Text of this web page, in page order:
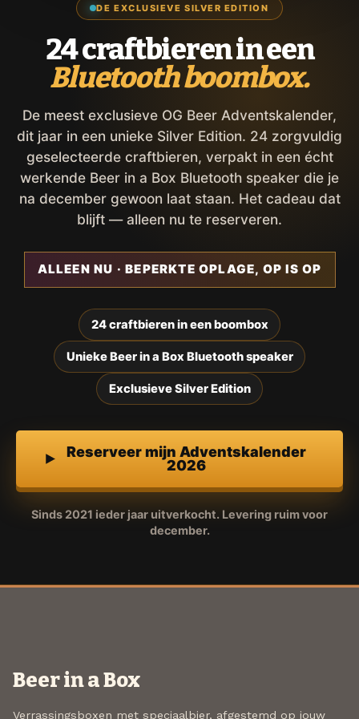
DE EXCLUSIEVE SILVER EDITION
24 craftbieren in een
Bluetooth boombox.
De meest exclusieve OG Beer Adventskalender,
dit jaar in een unieke Silver Edition. 24 zorgvuldig
geselecteerde craftbieren, verpakt in een écht
werkende Beer in a Box Bluetooth speaker die je
na december gewoon laat staan. Het cadeau dat
blijft — alleen nu te reserveren.
ALLEEN NU · BEPERKTE OPLAGE, OP IS OP
24 craftbieren in een boombox
Unieke Beer in a Box Bluetooth speaker
Exclusieve Silver Edition
Reserveer mijn Adventskalender
2026
Sinds 2021 ieder jaar uitverkocht. Levering ruim voor
december.
Beer in a Box
Verrassingsboxen met speciaalbier, afgestemd op jouw